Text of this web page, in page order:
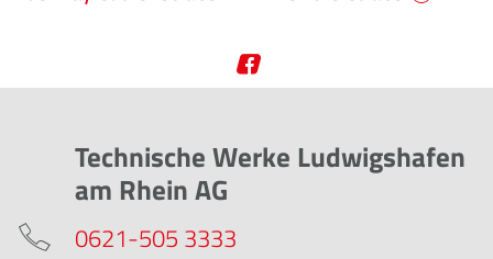
Technische Werke Ludwigshafen
am Rhein AG
0621-505 3333